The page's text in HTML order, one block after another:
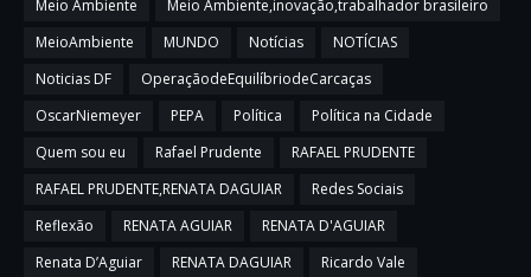
Meio Ambiente
Meio Ambiente,inovação,trabalhador brasileiro
MeioAmbiente
MUNDO Notícias
NOTÍCIAS
Noticias DF
OperaçãodeEquilíbriodeCarcaças
OscarNiemeyer
PEPA Política
Política na Cidade
Quem sou eu
Rafael Prudente
RAFAEL PRUDENTE
RAFAEL PRUDENTE,RENATA DAGUIAR
Redes Sociais
Reflexão
RENATA AGUIAR
RENATA D'AGUIAR
Renata D’Aguiar
RENATA DAGUIAR
Ricardo Vale